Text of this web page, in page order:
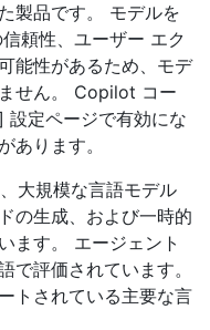
製品です。 モデルを
頼性、ユーザー エク
能性があるため、モデ
せん。 Copilot コー
設定ページで有効にな
あります。
大規模な言語モデル
の生成、および一時的
ます。 エージェント
で評価されています。
トされている主要な言